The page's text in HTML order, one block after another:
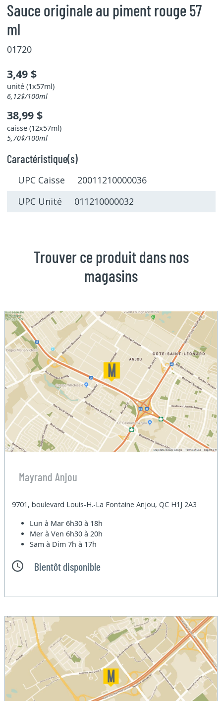
Sauce originale au piment rouge 57
ml
01720
3,49 $
unité (1x57ml)
6,12$/100ml
38,99 $
caisse (12x57ml)
5,70$/100ml
Caractéristique(s)
UPC Caisse 20011210000036
UPC Unité 011210000032
Trouver ce produit dans nos
magasins
Mayrand Anjou
9701, boulevard Louis-H.-La Fontaine Anjou, QC H1J 2A3
Lun à Mar6h30 à 18h
Mer à Ven6h30 à 20h
Sam à Dim7h à 17h
Bientôt disponible